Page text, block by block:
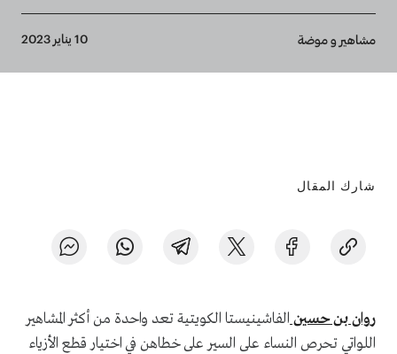
Breadcrumb
مشاهير و موضة
شارك المقال
روان بن حسينالفاشينيستا الكويتية تعد واحدة من أكثر المشاهير
اللواتي تحرص النساء على السير على خطاهن في اختيار قطع الأزياء